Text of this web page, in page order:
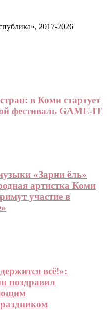
2017-2026
в Коми стартует
фестиваль GAME-IT
«Зарни ёль»
артистка Коми
участие в
всё!»:
поздравил